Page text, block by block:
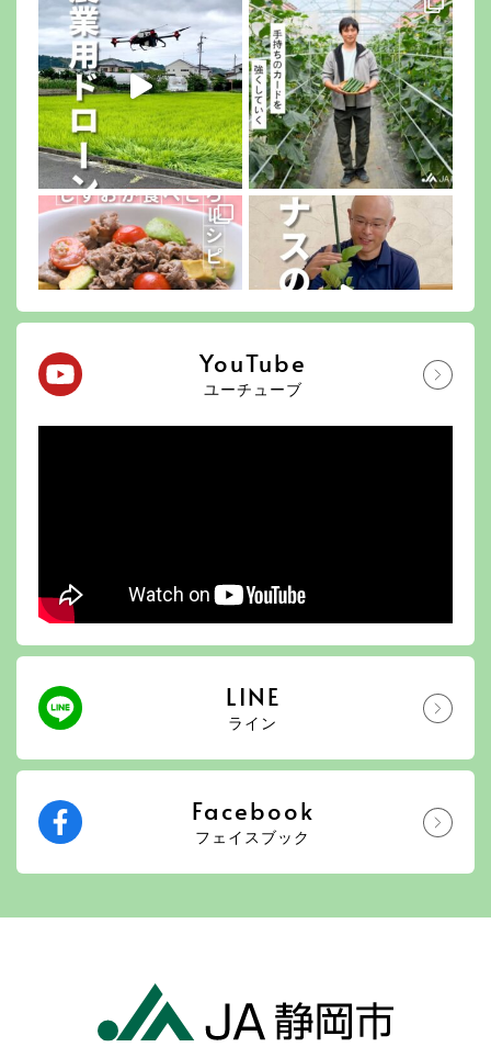
YouTube
ユーチューブ
LINE
ライン
Facebook
フェイスブック